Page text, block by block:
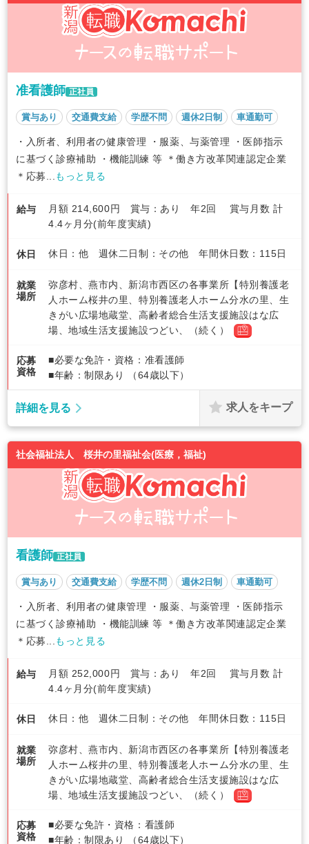
准看護師 正社員
賞与あり 交通費支給 学歴不問 週休2日制 車通勤可
・入所者、利用者の健康管理 ・服薬、与薬管理 ・医師指示
に基づく診療補助 ・機能訓練 等 ＊働き方改革関連認定企業
＊応募...
もっと見る
給与
月額 214,600円 賞与：あり 年2回 賞与月数 計
4.4ヶ月分(前年度実績)
休日 休日：他 週休二日制：その他 年間休日数：115日
就業
場所
弥彦村、燕市内、新潟市西区の各事業所【特別養護老
人ホーム桜井の里、特別養護老人ホーム分水の里、生
きがい広場地蔵堂、高齢者総合生活支援施設はな広
場、地域生活支援施設つどい、（続く）
応募
資格
■必要な免許・資格：准看護師
■年齢：制限あり （64歳以下）
詳細を見る 求人をキープ
社会福祉法人 桜井の里福祉会(医療，福祉)
看護師 正社員
賞与あり 交通費支給 学歴不問 週休2日制 車通勤可
・入所者、利用者の健康管理 ・服薬、与薬管理 ・医師指示
に基づく診療補助 ・機能訓練 等 ＊働き方改革関連認定企業
＊応募...
もっと見る
給与
月額 252,000円 賞与：あり 年2回 賞与月数 計
4.4ヶ月分(前年度実績)
休日 休日：他 週休二日制：その他 年間休日数：115日
就業
場所
弥彦村、燕市内、新潟市西区の各事業所【特別養護老
人ホーム桜井の里、特別養護老人ホーム分水の里、生
きがい広場地蔵堂、高齢者総合生活支援施設はな広
場、地域生活支援施設つどい、（続く）
応募
資格
■必要な免許・資格：看護師
■年齢：制限あり （64歳以下）